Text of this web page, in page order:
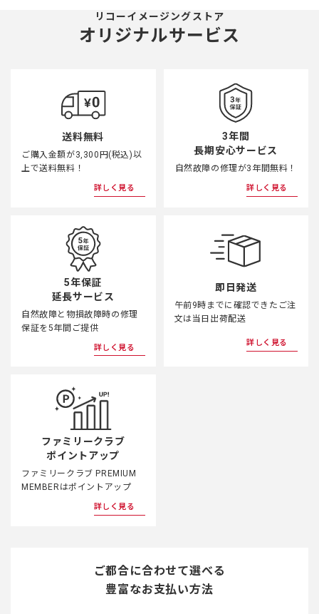
リコーイメージングストア
オリジナルサービス
送料無料
ご購入金額が3,300円(税込)以
上で送料無料！
詳しく見る
3年間
長期安心サービス
自然故障の修理が3年間無料！
詳しく見る
5年保証
延長サービス
自然故障と物損故障時の修理
保証を5年間ご提供
詳しく見る
即日発送
午前9時までに確認できたご注
文は当日出荷配送
詳しく見る
ファミリークラブ
ポイントアップ
ファミリークラブ PREMIUM
MEMBERはポイントアップ
詳しく見る
ご都合に合わせて選べる
豊富なお支払い方法